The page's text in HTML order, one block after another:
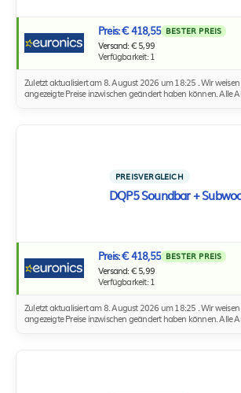
Preis: € 418,55 BESTER PREIS
Versand: € 5,99
Verfügbarkeit: 1
Zuletzt aktualisiert am 8. August 2026 um 18:25 . Wir
angezeigte Preise inzwischen geändert haben können. Alle
PREISVERGLEICH
DQP5 Soundbar +
Preis: € 418,55 BESTER PREIS
Versand: € 5,99
Verfügbarkeit: 1
Zuletzt aktualisiert am 8. August 2026 um 18:25 . Wir
angezeigte Preise inzwischen geändert haben können. Alle